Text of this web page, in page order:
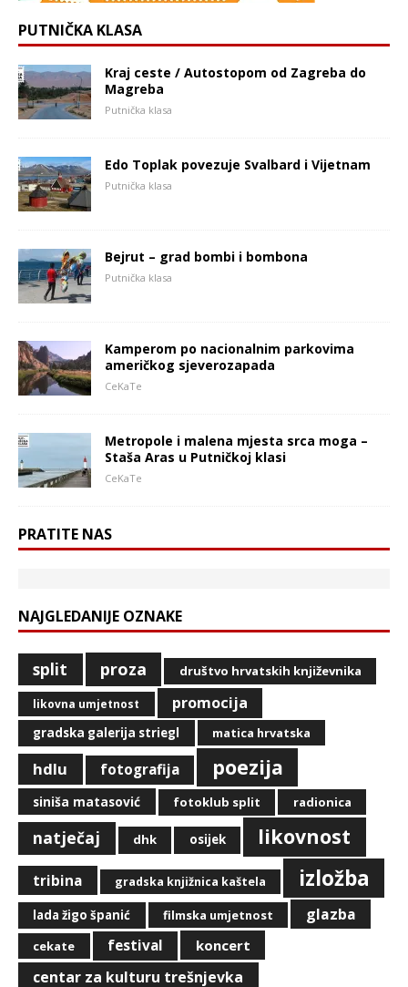
PUTNIČKA KLASA
Kraj ceste / Autostopom od Zagreba do
Magreba
Putnička klasa
Edo Toplak povezuje Svalbard i Vijetnam
Putnička klasa
Bejrut – grad bombi i bombona
Putnička klasa
Kamperom po nacionalnim parkovima
američkog sjeverozapada
CeKaTe
Metropole i malena mjesta srca moga –
Staša Aras u Putničkoj klasi
CeKaTe
PRATITE NAS
NAJGLEDANIJE OZNAKE
split proza društvo hrvatskih književnika
likovna umjetnost promocija
gradska galerija striegl matica hrvatska
hdlu fotografija poezija
siniša matasović fotoklub split radionica
natječaj dhk osijek likovnost
tribina gradska knjižnica kaštela izložba
lada žigo španić filmska umjetnost glazba
cekate festival koncert
centar za kulturu trešnjevka